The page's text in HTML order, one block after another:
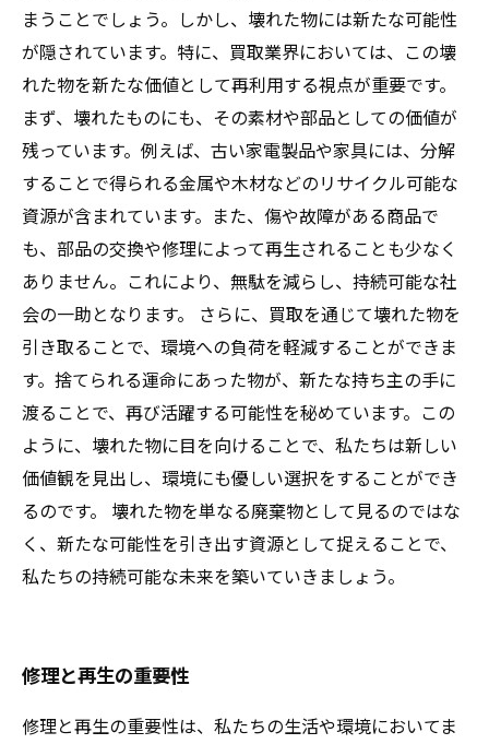
まうことでしょう。しかし、壊れた物には新たな可能性
が隠されています。特に、買取業界においては、この壊
れた物を新たな価値として再利用する視点が重要です。
まず、壊れたものにも、その素材や部品としての価値が
残っています。例えば、古い家電製品や家具には、分解
することで得られる金属や木材などのリサイクル可能な
資源が含まれています。また、傷や故障がある商品で
も、部品の交換や修理によって再生されることも少なく
ありません。これにより、無駄を減らし、持続可能な社
会の一助となります。 さらに、買取を通じて壊れた物を
引き取ることで、環境への負荷を軽減することができま
す。捨てられる運命にあった物が、新たな持ち主の手に
渡ることで、再び活躍する可能性を秘めています。この
ように、壊れた物に目を向けることで、私たちは新しい
価値観を見出し、環境にも優しい選択をすることができ
るのです。 壊れた物を単なる廃棄物として見るのではな
く、新たな可能性を引き出す資源として捉えることで、
私たちの持続可能な未来を築いていきましょう。
修理と再生の重要性
修理と再生の重要性は、私たちの生活や環境においてま